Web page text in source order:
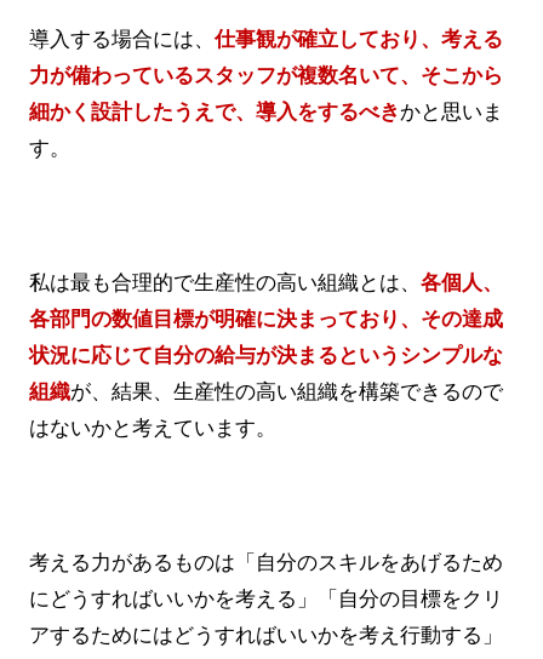
導入する場合には、仕事観が確立しており、考える
力が備わっているスタッフが複数名いて、そこから
細かく設計したうえで、導入をするべき かと思いま
す。
私は最も合理的で生産性の高い組織とは、 各個人、
各部門の数値目標が明確に決まっており、その達成
状況に応じて自分の給与が決まるというシンプルな
組織が、結果、生産性の高い組織を構築できるので
はないかと考えています。
考える力があるものは「自分のスキルをあげるため
にどうすればいいかを考える」「自分の目標をクリ
アするためにはどうすればいいかを考え行動する」